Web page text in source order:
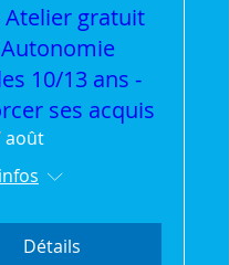
Atelier gratuit
10/13 ans -
ses acquis
août
Détails